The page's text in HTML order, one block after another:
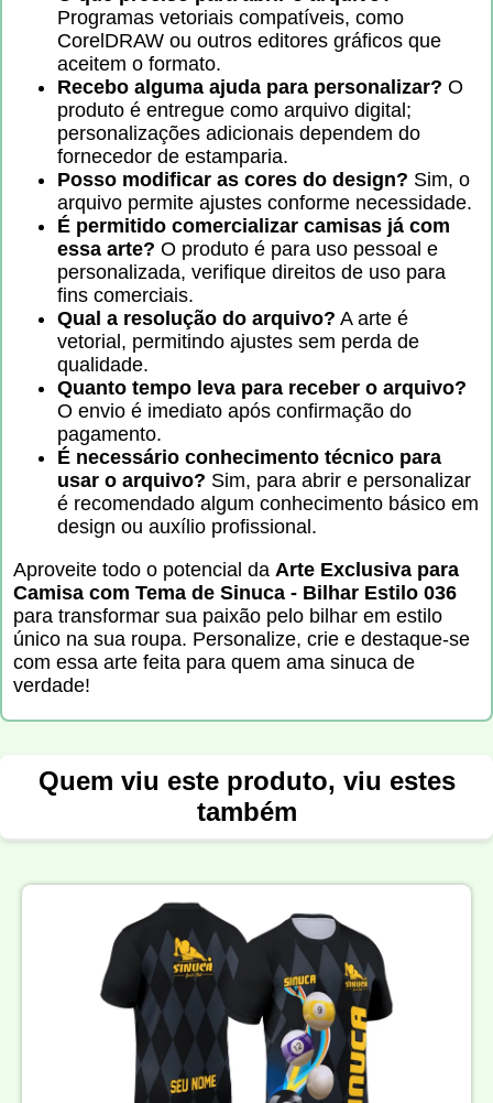
Programas vetoriais compatíveis, como
CorelDRAW ou outros editores gráficos que
aceitem o formato.
Recebo alguma ajuda para personalizar? O
produto é entregue como arquivo digital;
personalizações adicionais dependem do
fornecedor de estamparia.
Posso modificar as cores do design? Sim, o
arquivo permite ajustes conforme necessidade.
É permitido comercializar camisas já com
essa arte? O produto é para uso pessoal e
personalizada, verifique direitos de uso para
fins comerciais.
Qual a resolução do arquivo? A arte é
vetorial, permitindo ajustes sem perda de
qualidade.
Quanto tempo leva para receber o arquivo?
O envio é imediato após confirmação do
pagamento.
É necessário conhecimento técnico para
usar o arquivo? Sim, para abrir e personalizar
é recomendado algum conhecimento básico em
design ou auxílio profissional.
Aproveite todo o potencial da Arte Exclusiva para
Camisa com Tema de Sinuca - Bilhar Estilo 036
para transformar sua paixão pelo bilhar em estilo
único na sua roupa. Personalize, crie e destaque-se
com essa arte feita para quem ama sinuca de
verdade!
Quem viu este produto, viu estes
também